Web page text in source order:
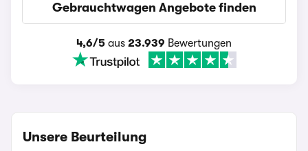
Gebrauchtwagen Angebote finden
4,6/5 aus 23.939 Bewertungen
Unsere Beurteilung